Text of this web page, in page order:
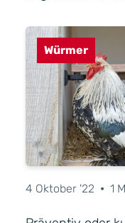
Würmer
4 Oktober '22 • 1